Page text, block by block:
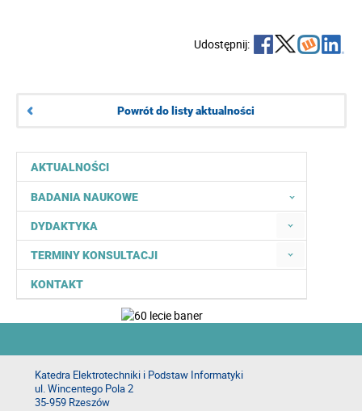
AKTUALNOŚCI
BADANIA NAUKOWE
DYDAKTYKA
TERMINY KONSULTACJI
KONTAKT
Udostępnij:
Powrót do listy aktualności
Katedra Elektrotechniki i Podstaw Informatyki
ul. Wincentego Pola 2
35-959 Rzeszów